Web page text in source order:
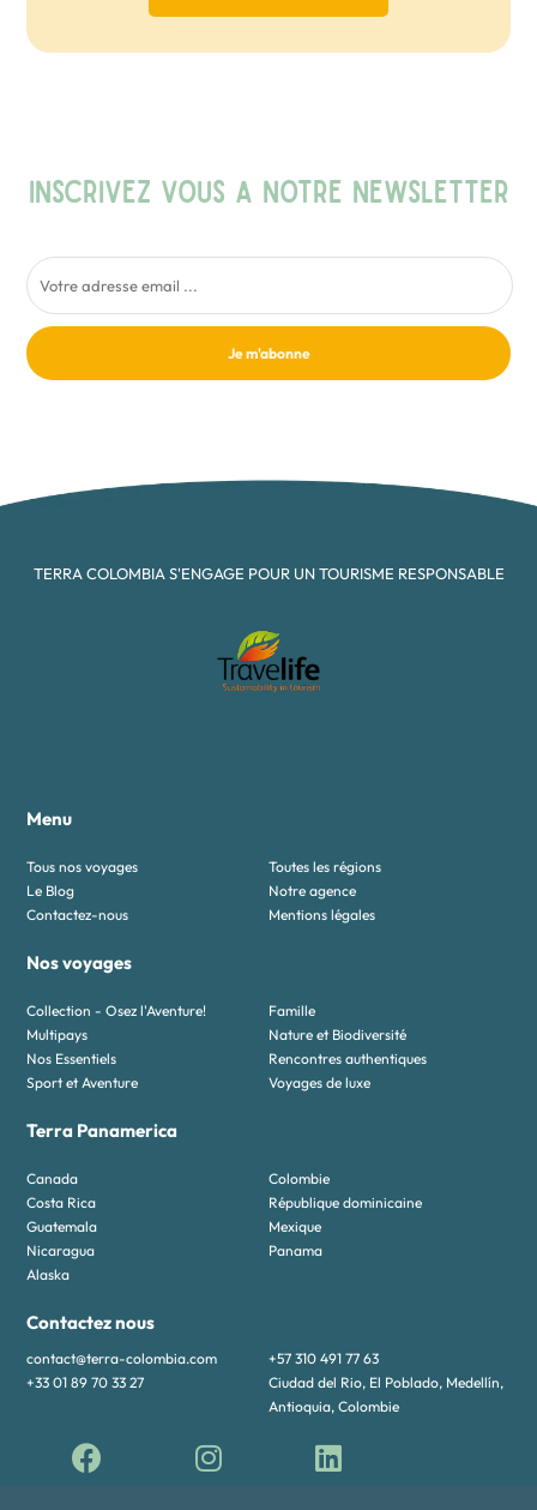
INSCRIVEZ VOUS A NOTRE NEWSLETTER
Je m'abonne
TERRA COLOMBIA S'ENGAGE POUR UN TOURISME RESPONSABLE
Menu
Tous nos voyages
Toutes les régions
Le Blog
Notre agence
Contactez-nous
Mentions légales
Nos voyages
Collection - Osez l'Aventure!
Famille
Multipays
Nature et Biodiversité
Nos Essentiels
Rencontres authentiques
Sport et Aventure
Voyages de luxe
Terra Panamerica
Canada
Colombie
Costa Rica
République dominicaine
Guatemala
Mexique
Nicaragua
Panama
Alaska
Contactez nous
contact@terra-colombia.com
+57 310 491 77 63
+33 01 89 70 33 27
Ciudad del Rio, El Poblado, Medellín,
Antioquia, Colombie